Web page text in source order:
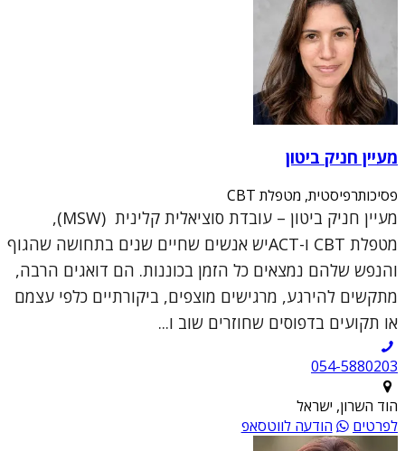
מעיין חניק ביטון
פסיכותרפיסטית, מטפלת CBT
מעיין חניק ביטון – עובדת סוציאלית קלינית (MSW),
מטפלת CBT ו-ACTיש אנשים שחיים שנים בתחושה שהגוף
והנפש שלהם נמצאים כל הזמן בכוננות. הם דואגים הרבה,
מתקשים להירגע, מרגישים מוצפים, ביקורתיים כלפי עצמם
או תקועים בדפוסים שחוזרים שוב ו...
054-5880203
הוד השרון, ישראל
לפרטים
הודעה לווטסאפ